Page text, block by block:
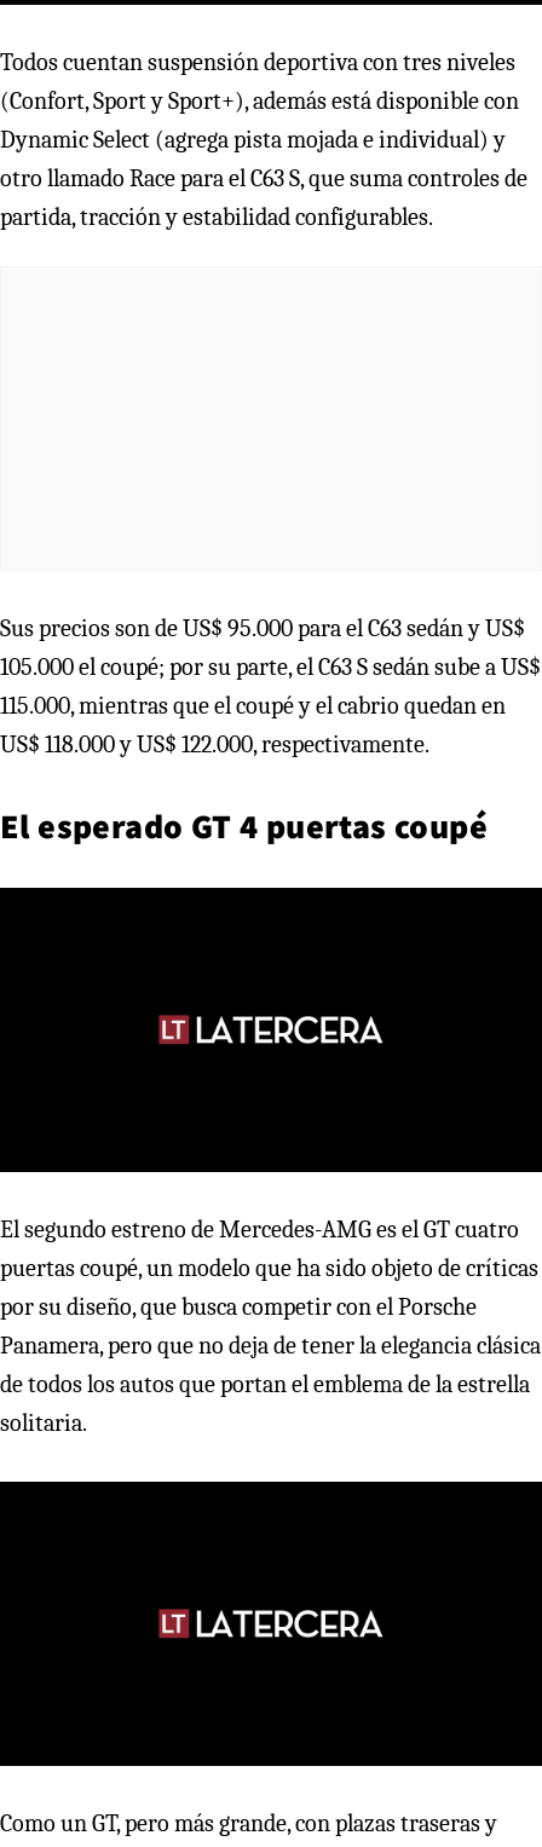
Todos cuentan suspensión deportiva con tres niveles
(Confort, Sport y Sport+), además está disponible con
Dynamic Select (agrega pista mojada e individual) y
otro llamado Race para el C63 S, que suma controles de
partida, tracción y estabilidad configurables.
Sus precios son de US$ 95.000 para el C63 sedán y US$
105.000 el coupé; por su parte, el C63 S sedán sube a US$
115.000, mientras que el coupé y el cabrio quedan en
US$ 118.000 y US$ 122.000, respectivamente.
El esperado GT 4 puertas coupé
El segundo estreno de Mercedes-AMG es el GT cuatro
puertas coupé, un modelo que ha sido objeto de críticas
por su diseño, que busca competir con el Porsche
Panamera, pero que no deja de tener la elegancia clásica
de todos los autos que portan el emblema de la estrella
solitaria.
Como un GT, pero más grande, con plazas traseras y